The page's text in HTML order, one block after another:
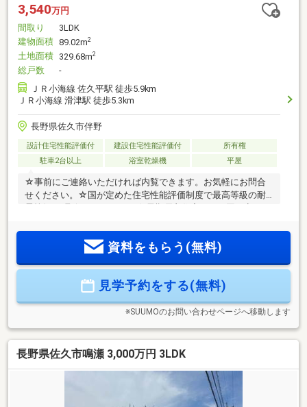
3,540万円
間取り
3LDK
建物面積 89.02m2
土地面積 329.68m2
総戸数
-
ＪＲ小海線 佐久平駅 徒歩5.9km
ＪＲ小海線 滑津駅 徒歩5.3km
長野県佐久市伴野
設計住宅性能評価付 建設住宅性能評価付
所有権
駐車2台以上
浴室乾燥機 平屋
☆事前にご連絡いただければ内覧できます。お気軽にお問合
せください。☆国が定めた住宅性能評価制度で最高等級の耐
各種税制優遇、地震保険割引等の対象になります。☆購入に
ともなう諸費用のお見積り、ご相談承っております（無料）
資料をもらう(無料)
見学予約をする(無料)
※SUUMOのお問い合わせページへ移動します
長野県佐久市鳴瀬 3,000万円 3LDK